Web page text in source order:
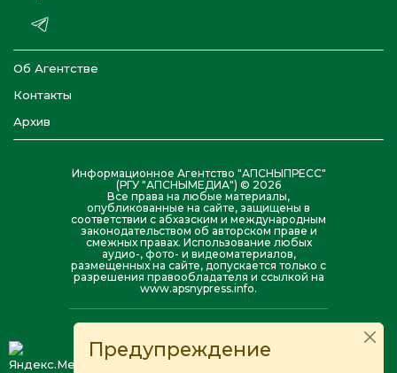
Предупреждение
Об Агентстве
Контакты
Архив
Информационное Агентство "АПСНЫПРЕСС"
(РГУ "АПСНЫМЕДИА") © 2026
Все права на любые материалы,
опубликованные на сайте, защищены в
соответствии с абхазским и международным
законодательством об авторском праве и
смежных правах. Использование любых
аудио-, фото- и видеоматериалов,
размещенных на сайте, допускается только с
разрешения правообладателя и ссылкой на
www.apsnypress.info.